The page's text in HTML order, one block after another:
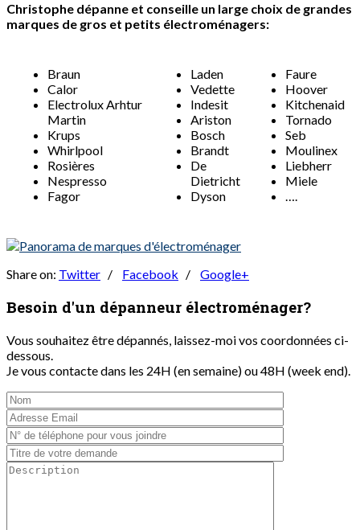
Christophe dépanne et conseille un large choix de grandes
marques de gros et petits électroménagers:
Braun
Calor
Electrolux Arhtur
Martin
Krups
Whirlpool
Rosières
Nespresso
Fagor
Laden
Vedette
Indesit
Ariston
Bosch
Brandt
De
Dietricht
Dyson
Faure
Hoover
Kitchenaid
Tornado
Seb
Moulinex
Liebherr
Miele
….
Share on: Twitter / Facebook / Google+
Besoin d'un dépanneur électroménager?
Vous souhaitez être dépannés, laissez-moi vos coordonnées ci-
dessous.
Je vous contacte dans les 24H (en semaine) ou 48H (week end).